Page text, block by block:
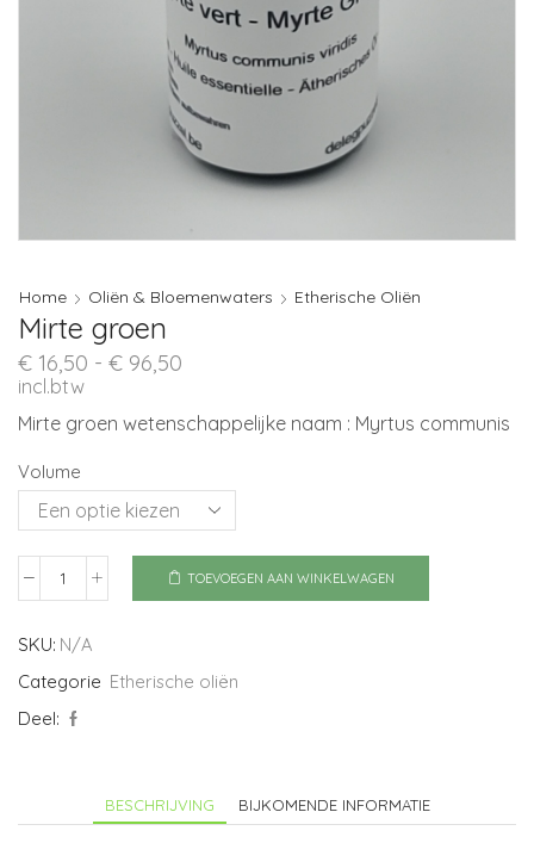
Home Oliën & Bloemenwaters Etherische Oliën
Mirte groen
€ 16,50 - € 96,50
tot
€ 96,50
incl.btw
Mirte groen wetenschappelijke naam : Myrtus communis
Volume
Mirte
aantal
TOEVOEGEN AAN WINKELWAGEN
SKU: N/A
Categorie Etherische oliën
Deel:
BESCHRIJVING BIJKOMENDE INFORMATIE